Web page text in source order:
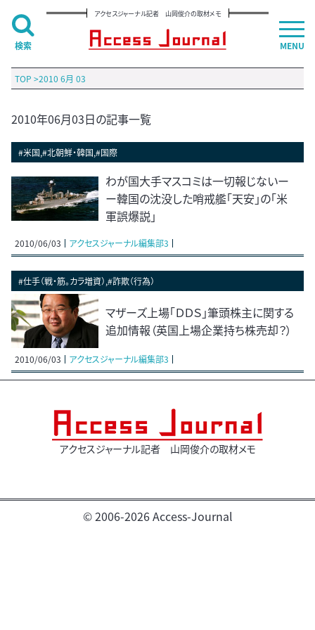
アクセスジャーナル記者 山岡俊介の取材メモ
TOP >2010 6月 03
2010年06月03日の記事一覧
#米国,#北朝鮮・韓国,#国際
わが国大手マスコミは一切報じないー
ー韓国の沈没した哨戒艦「天安」の「米
軍誤爆説」
2010/06/03 アクセスジャーナル編集部3
#仕手（戦・筋。カラ増資）,#詐欺（行為）
マザーズ上場「ＤＤＳ」筆頭株主に関する
追加情報（英国上場企業持ち株売却？）
2010/06/03 アクセスジャーナル編集部3
アクセスジャーナル記者 山岡俊介の取材メモ
© 2006-2026 Access-Journal
MENU
検索